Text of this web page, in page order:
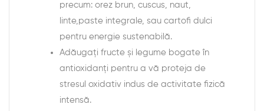
precum: orez brun, cuscus, naut,
linte,paste integrale, sau cartofi dulci
pentru energie sustenabilă.
Adăugați fructe și legume bogate în
antioxidanți pentru a vă proteja de
stresul oxidativ indus de activitate fizică
intensă.